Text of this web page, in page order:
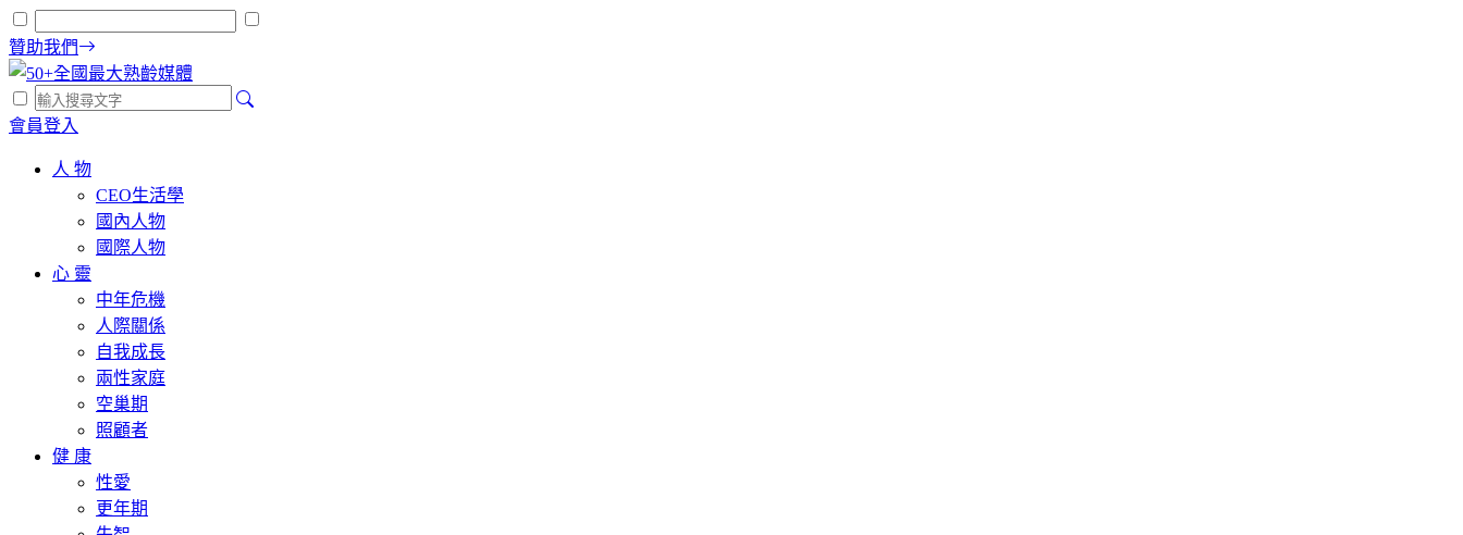
贊助我們
會員登入
人 物
CEO生活學
國內人物
國際人物
心 靈
中年危機
人際關係
自我成長
兩性家庭
空巢期
照顧者
健 康
性愛
更年期